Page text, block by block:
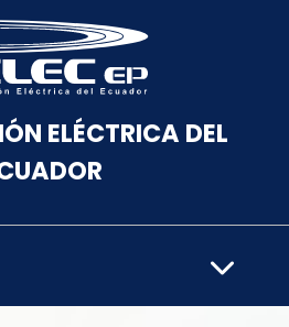
herramientas
ELÉCTRICA DEL